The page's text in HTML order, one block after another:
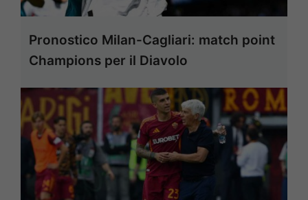
Pronostico Milan-Cagliari: match point
Champions per il Diavolo